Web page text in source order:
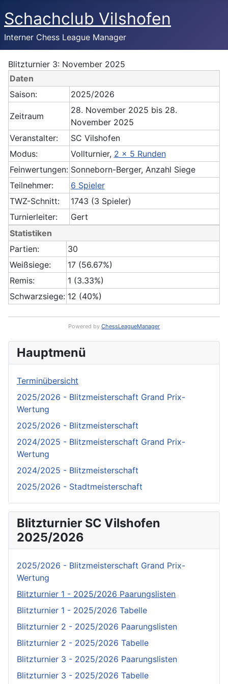
Schachclub Vilshofen
Interner Chess League Manager
Blitzturnier 3: November 2025
Daten
Saison:
2025/2026
Zeitraum
28. November 2025 bis 28.
November 2025
Veranstalter:
SC Vilshofen
Modus:
Vollturnier, 2 x 5 Runden
Feinwertungen: Sonneborn-Berger, Anzahl Siege
Teilnehmer:
6 Spieler
TWZ-Schnitt:
1743 (3 Spieler)
Turnierleiter:
Gert
Statistiken
Partien:
30
Weißsiege:
17 (56.67%)
Remis:
1 (3.33%)
Schwarzsiege: 12 (40%)
Powered by ChessLeagueManager
Hauptmenü
Terminübersicht
2025/2026 - Blitzmeisterschaft Grand Prix-
Wertung
2025/2026 - Blitzmeisterschaft
2024/2025 - Blitzmeisterschaft Grand Prix-
Wertung
2024/2025 - Blitzmeisterschaft
2025/2026 - Stadtmeisterschaft
Blitzturnier SC Vilshofen
2025/2026
2025/2026 - Blitzmeisterschaft Grand Prix-
Wertung
Blitzturnier 1 - 2025/2026 Paarungslisten
Blitzturnier 1 - 2025/2026 Tabelle
Blitzturnier 2 - 2025/2026 Paarungslisten
Blitzturnier 2 - 2025/2026 Tabelle
Blitzturnier 3 - 2025/2026 Paarungslisten
Blitzturnier 3 - 2025/2026 Tabelle